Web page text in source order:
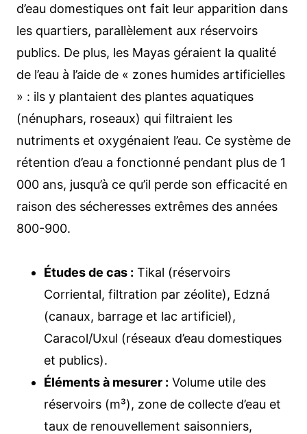
d’eau domestiques ont fait leur apparition dans
les quartiers, parallèlement aux réservoirs
publics. De plus, les Mayas géraient la qualité
de l’eau à l’aide de « zones humides artificielles
» : ils y plantaient des plantes aquatiques
(nénuphars, roseaux) qui filtraient les
nutriments et oxygénaient l’eau. Ce système de
rétention d’eau a fonctionné pendant plus de 1
000 ans, jusqu’à ce qu’il perde son efficacité en
raison des sécheresses extrêmes des années
800-900.
Études de cas : Tikal (réservoirs
Corriental, filtration par zéolite), Edzná
(canaux, barrage et lac artificiel),
Caracol/Uxul (réseaux d’eau domestiques
et publics).
Éléments à mesurer : Volume utile des
réservoirs (m³), zone de collecte d’eau et
taux de renouvellement saisonniers,